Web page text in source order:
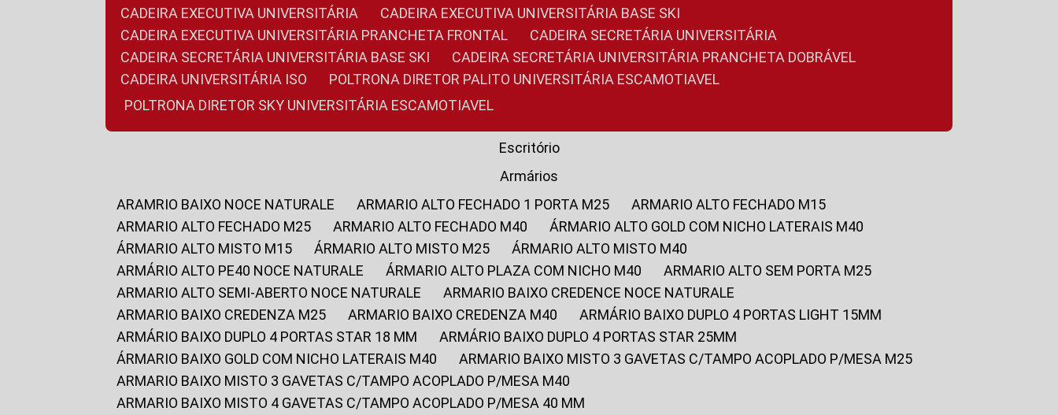
CADEIRA EXECUTIVA UNIVERSITÁRIA
CADEIRA EXECUTIVA UNIVERSITÁRIA BASE SKI
CADEIRA EXECUTIVA UNIVERSITÁRIA PRANCHETA FRONTAL
CADEIRA SECRETÁRIA UNIVERSITÁRIA
CADEIRA SECRETÁRIA UNIVERSITÁRIA BASE SKI
CADEIRA SECRETÁRIA UNIVERSITÁRIA PRANCHETA DOBRÁVEL
CADEIRA UNIVERSITÁRIA ISO
POLTRONA DIRETOR PALITO UNIVERSITÁRIA ESCAMOTIAVEL
POLTRONA DIRETOR SKY UNIVERSITÁRIA ESCAMOTIAVEL
Escritório
Armários
ARAMRIO BAIXO NOCE NATURALE
ARMARIO ALTO FECHADO 1 PORTA M25
ARMARIO ALTO FECHADO M15
ARMARIO ALTO FECHADO M25
ARMARIO ALTO FECHADO M40
ÁRMARIO ALTO GOLD COM NICHO LATERAIS M40
ÁRMARIO ALTO MISTO M15
ÁRMARIO ALTO MISTO M25
ÁRMARIO ALTO MISTO M40
ARMÁRIO ALTO PE40 NOCE NATURALE
ÁRMARIO ALTO PLAZA COM NICHO M40
ARMARIO ALTO SEM PORTA M25
ARMARIO ALTO SEMI-ABERTO NOCE NATURALE
ARMARIO BAIXO CREDENCE NOCE NATURALE
ARMARIO BAIXO CREDENZA M25
ARMARIO BAIXO CREDENZA M40
ARMÁRIO BAIXO DUPLO 4 PORTAS LIGHT 15MM
ARMÁRIO BAIXO DUPLO 4 PORTAS STAR 18 MM
ARMÁRIO BAIXO DUPLO 4 PORTAS STAR 25MM
ÁRMARIO BAIXO GOLD COM NICHO LATERAIS M40
ARMARIO BAIXO MISTO 3 GAVETAS C/TAMPO ACOPLADO P/MESA M25
ARMARIO BAIXO MISTO 3 GAVETAS C/TAMPO ACOPLADO P/MESA M40
ARMARIO BAIXO MISTO 4 GAVETAS C/TAMPO ACOPLADO P/MESA 40 MM